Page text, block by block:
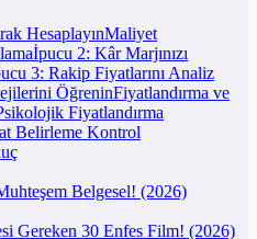
HesaplayınMaliyet
İpucu 2: Kâr Marjınızı
3: Rakip Fiyatlarını Analiz
ÖğreninFiyatlandırma ve
Fiyatlandırma
Belirleme Kontrol
Belgesel! (2026)
Gereken 30 Enfes Film! (2026)